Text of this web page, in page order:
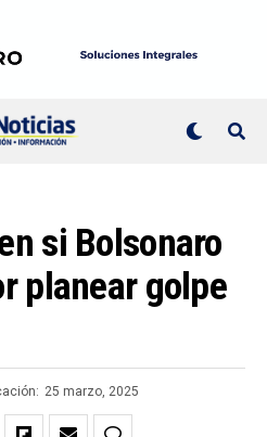
si Bolsonaro
planear golpe
25 marzo, 2025